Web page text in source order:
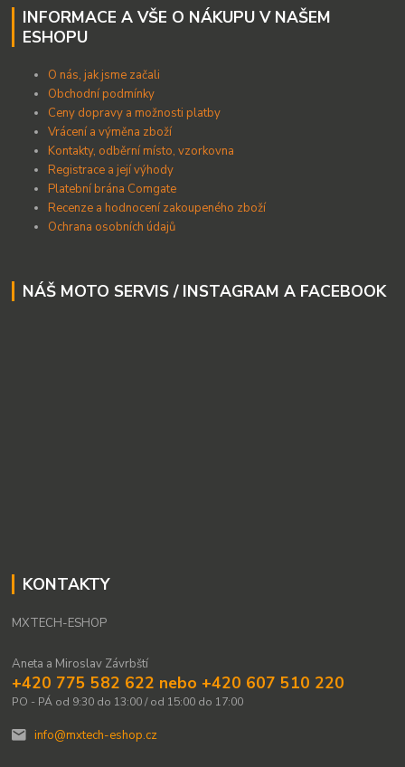
INFORMACE A VŠE O NÁKUPU V NAŠEM
ESHOPU
O nás, jak jsme začali
Obchodní podmínky
Ceny dopravy a možnosti platby
Vrácení a výměna zboží
Kontakty, odběrní místo, vzorkovna
Registrace a její výhody
Platební brána Comgate
Recenze a hodnocení zakoupeného zboží
Ochrana osobních údajů
NÁŠ MOTO SERVIS / INSTAGRAM A FACEBOOK
KONTAKTY
MXTECH-ESHOP
Aneta a Miroslav Závrbští
+420 775 582 622 nebo +420 607 510 220
PO - PÁ od 9:30 do 13:00 / od 15:00 do 17:00
info@mxtech-eshop.cz